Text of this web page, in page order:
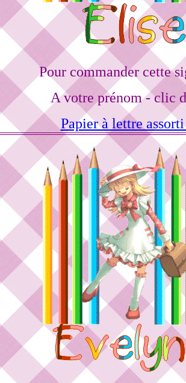
Pour commander cette
A votre prénom - clic
Papier à lettre